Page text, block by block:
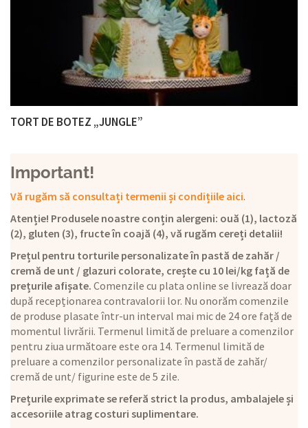
TORT DE BOTEZ „JUNGLE”
Important!
Vă rugăm să consultați termenii și condițiile aici.
Atenție! Produsele noastre conțin alergeni: ouă (1), lactoză
(2), gluten (3), fructe în coajă (4), vă rugăm cereți detalii!
Prețul pentru torturile personalizate în pastă de zahăr /
cremă de unt / glazuri colorate, crește cu 10 lei/kg față de
prețurile afișate. Comenzile cu plata online se livrează doar
după recepționarea contravalorii lor. Nu onorăm comenzile
de produse plasate într-un interval mai mic de 24 ore față de
momentul livrării. Termenul limită de preluare a comenzilor
pentru ziua următoare este ora 14. Termenul limită de
preluare a comenzilor personalizate în pastă de zahăr/
cremă de unt/ figurine este de 5 zile.
Prețurile exprimate se referă strict la produs, ambalajele și
accesoriile atrag costuri suplimentare.